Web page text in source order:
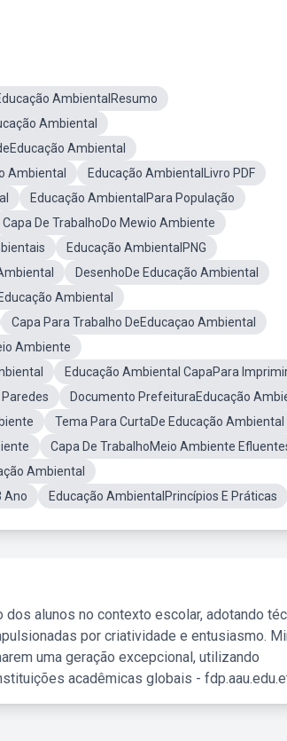
AmbientalResumo
Ambiental
Ambiental
Ambiental
Educação AmbientalLivro PDF
Educação AmbientalPara População
Capa De TrabalhoDo Mewio Ambiente
Educação AmbientalPNG
DesenhoDe Educação Ambiental
Ambiental
Capa Para Trabalho DeEducaçao Ambiental
Ambiente
Educação Ambiental CapaPara
Documento PrefeituraEducação
Tema Para CurtaDe Educação Ambiental
Capa De TrabalhoMeio Ambiente
Ambiental
Ano Educação AmbientalPrincípios E Práticas
alunos no contexto escolar, adotando
por criatividade e entusiasmo.
uma geração excepcional, utilizando
acadêmicas globais -